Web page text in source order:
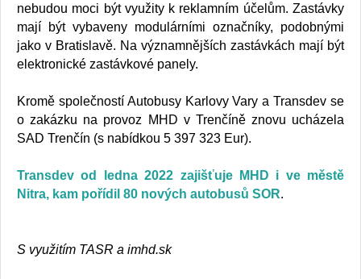
nebudou moci být využity k reklamním účelům. Zastávky
mají být vybaveny modulárními označníky, podobnými
jako v Bratislavě. Na významnějších zastávkách mají být
elektronické zastávkové panely.
Kromě společností Autobusy Karlovy Vary a Transdev se
o zakázku na provoz MHD v Trenčíně znovu ucházela
SAD Trenčín (s nabídkou 5 397 323 Eur).
Transdev od ledna 2022 zajišťuje MHD i ve městě
Nitra, kam pořídil 80 nových autobusů SOR.
S využitím TASR a imhd.sk